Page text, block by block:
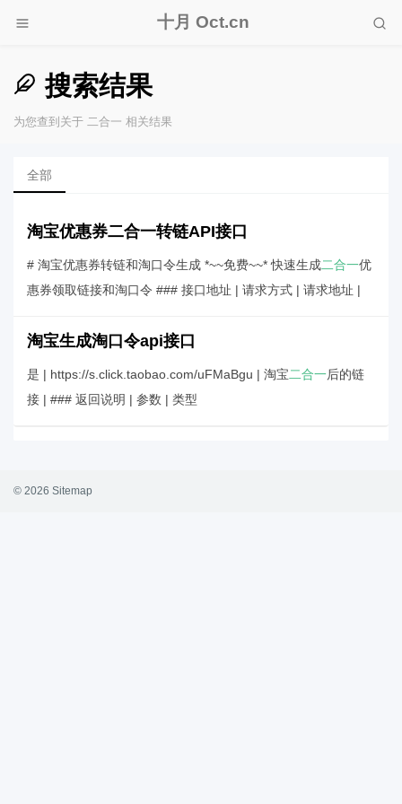
十月 Oct.cn
搜索结果
为您查到关于 二合一 相关结果
全部
淘宝优惠券二合一转链API接口
# 淘宝优惠券转链和淘口令生成 *~~免费~~* 快速生成二合一优
惠券领取链接和淘口令 ### 接口地址 | 请求方式 | 请求地址 |
淘宝生成淘口令api接口
是 | https://s.click.taobao.com/uFMaBgu | 淘宝二合一后的链
接 | ### 返回说明 | 参数 | 类型
© 2026 Sitemap